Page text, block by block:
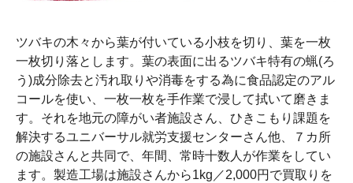
ツバキの木々から葉が付いている小枝を切り、葉を一枚
一枚切り落とします。葉の表面に出るツバキ特有の蝋(ろ
う)成分除去と汚れ取りや消毒をする為に食品認定のアル
コールを使い、一枚一枚を手作業で浸して拭いて磨きま
す。それを地元の障がい者施設さん、ひきこもり課題を
解決するユニバーサル就労支援センターさん他、７カ所
の施設さんと共同で、年間、常時十数人が作業をしてい
ます。製造工場は施設さんから1kg／2,000円で買取りを